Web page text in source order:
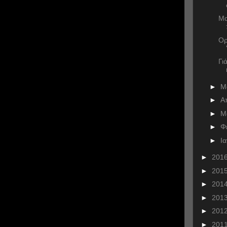
►
►
►
►
►
►
►
►
►
►
►